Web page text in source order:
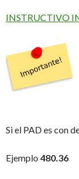
INSTRUCTIVO
Si el PAD es con
Ejemplo 480.36